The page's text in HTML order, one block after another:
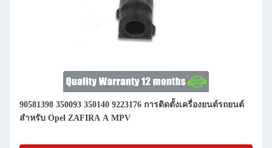
90581398 350093 350140 9223176 การติดตั้งเครื่องยนต์รถยนต์
สําหรับ Opel ZAFIRA A MPV